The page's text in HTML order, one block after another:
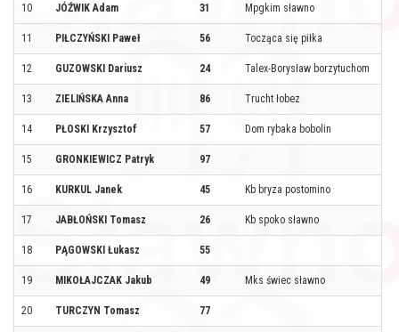
10 JÓŹWIK Adam 31 Mpgkim sławno
11 PIŁCZYŃSKI Paweł 56 Tocząca się piłka
12 GUZOWSKI Dariusz 24 Talex-Borysław borzytuchom
13 ZIELIŃSKA Anna 86 Trucht łobez
14 PŁOSKI Krzysztof 57 Dom rybaka bobolin
15 GRONKIEWICZ Patryk 97
16 KURKUL Janek 45 Kb bryza postomino
17 JABŁOŃSKI Tomasz 26 Kb spoko sławno
18 PĄGOWSKI Łukasz 55
19 MIKOŁAJCZAK Jakub 49 Mks świec sławno
20 TURCZYN Tomasz 77